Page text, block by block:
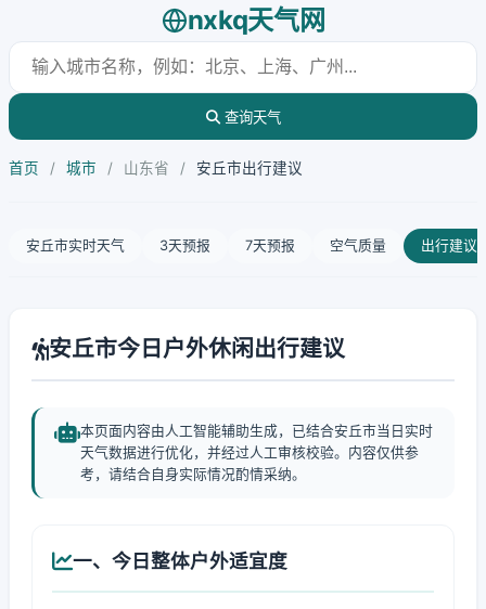
nxkq天气网
查询天气
首页 / 城市 / 山东省 / 安丘市出行建议
安丘市实时天气 3天预报 7天预报 空气质量 出行建议
安丘市今日户外休闲出行建议
本页面内容由人工智能辅助生成，已结合安丘市当日实时
天气数据进行优化，并经过人工审核校验。内容仅供参
考，请结合自身实际情况酌情采纳。
一、今日整体户外适宜度